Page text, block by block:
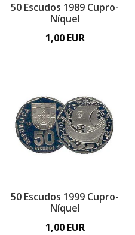
50 Escudos 1989 Cupro-
Níquel
1,00 EUR
50 Escudos 1999 Cupro-
Níquel
1,00 EUR